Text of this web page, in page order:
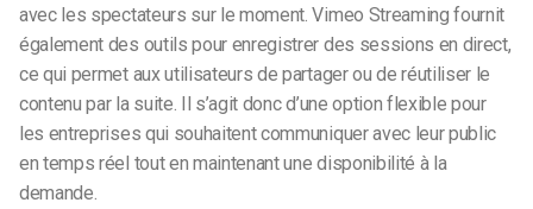
avec les spectateurs sur le moment. Vimeo Streaming fournit
également des outils pour enregistrer des sessions en direct,
ce qui permet aux utilisateurs de partager ou de réutiliser le
contenu par la suite. Il s’agit donc d’une option flexible pour
les entreprises qui souhaitent communiquer avec leur public
en temps réel tout en maintenant une disponibilité à la
demande.